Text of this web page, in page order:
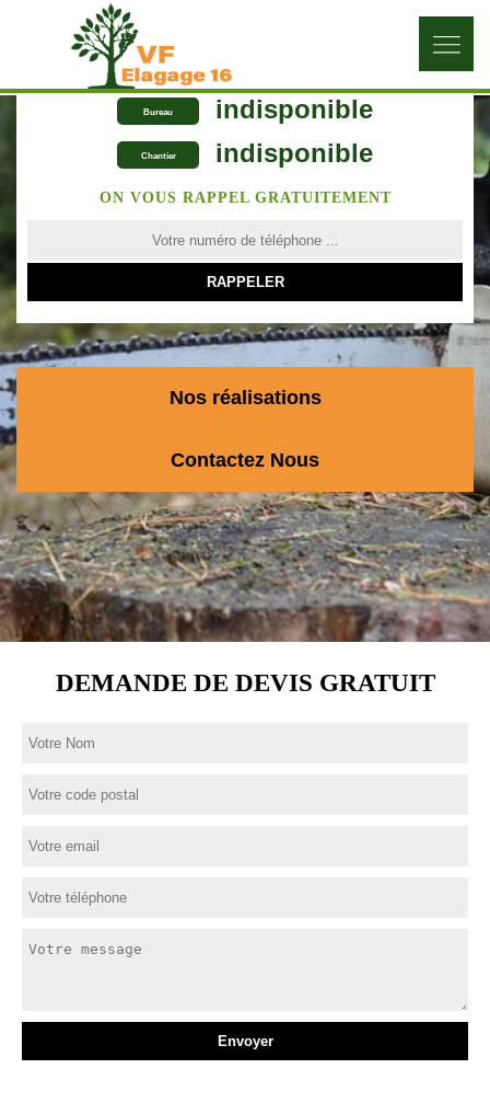
Bureau indisponible
Chantier indisponible
ON VOUS RAPPEL GRATUITEMENT
Nos réalisations
Contactez Nous
DEMANDE DE DEVIS GRATUIT